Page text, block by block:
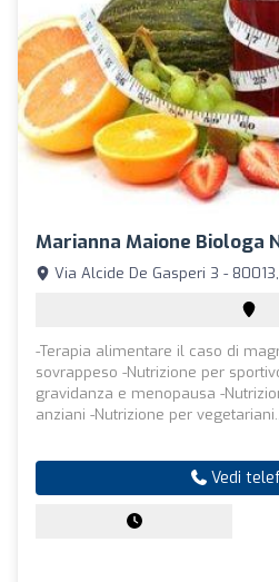
Marianna Maione Biologa
Via Alcide De Gasperi 3 -
-Terapia alimentare il caso di
sovrappeso -Nutrizione per
gravidanza e menopausa -
anziani -Nutrizione per
Vedi